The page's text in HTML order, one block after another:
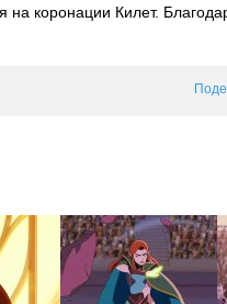
на коронации Килет.
появляется